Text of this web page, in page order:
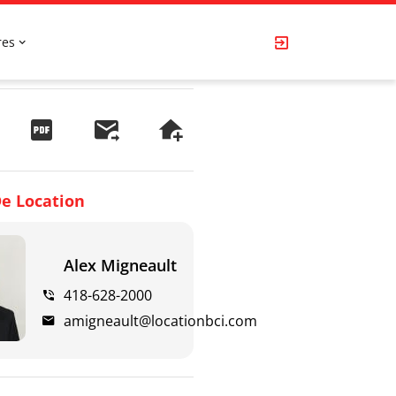
Location
Alex Migneault
418-628-2000
amigneault@locationbci.com